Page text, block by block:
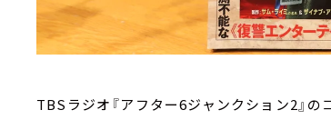
TBSラジオ『アフター6ジャンクション2』